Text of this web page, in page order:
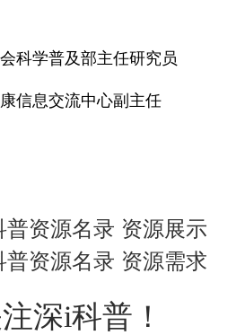
科学普及部主任研究员
信息交流中心副主任
资源名录 资源展示
资源名录 资源需求
深i科普！